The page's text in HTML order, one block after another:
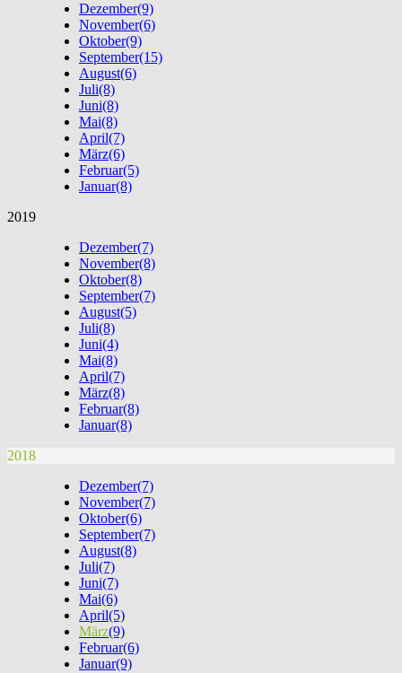
Dezember(9)
November(6)
Oktober(9)
September(15)
August(6)
Juli(8)
Juni(8)
Mai(8)
April(7)
März(6)
Februar(5)
Januar(8)
2019
Dezember(7)
November(8)
Oktober(8)
September(7)
August(5)
Juli(8)
Juni(4)
Mai(8)
April(7)
März(8)
Februar(8)
Januar(8)
2018
Dezember(7)
November(7)
Oktober(6)
September(7)
August(8)
Juli(7)
Juni(7)
Mai(6)
April(5)
März(9)
Februar(6)
Januar(9)